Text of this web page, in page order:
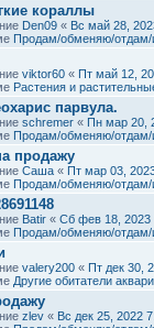
кораллы
Den09 « Вс май 28,
Продам/обменяю/
viktor60 « Пт май 12,
Растения и
парвула.
schremer « Пн мар 20,
Продам/обменяю/
продажу
Саша « Пт мар 03,
Продам/обменяю/
Batir « Сб фев 18, 2023
Продам/обменяю/
valery200 « Пт дек 30,
Другие обитатели
zlev « Вс дек 25, 2022